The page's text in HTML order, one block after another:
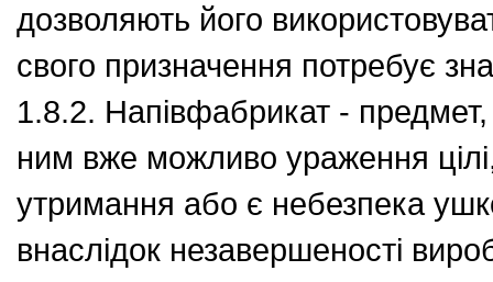
дозволяють його
свого призначення потребує
1.8.2. Напівфабрикат -
ним вже можливо ураження
утримання або є небезпека
внаслідок незавершеності